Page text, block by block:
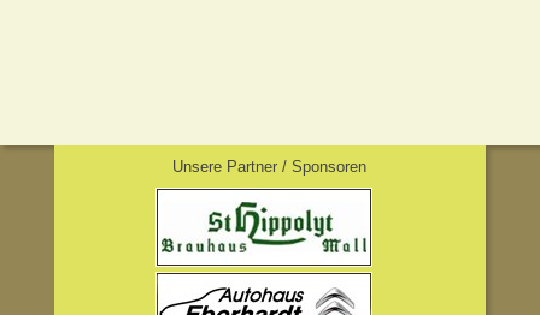
Unsere Partner / Sponsoren